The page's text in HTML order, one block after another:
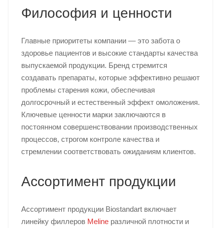
Философия и ценности
Главные приоритеты компании — это забота о
здоровье пациентов и высокие стандарты качества
выпускаемой продукции. Бренд стремится
создавать препараты, которые эффективно решают
проблемы старения кожи, обеспечивая
долгосрочный и естественный эффект омоложения.
Ключевые ценности марки заключаются в
постоянном совершенствовании производственных
процессов, строгом контроле качества и
стремлении соответствовать ожиданиям клиентов.
Ассортимент продукции
Ассортимент продукции Biostandart включает
линейку филлеров Melineразличной плотности и